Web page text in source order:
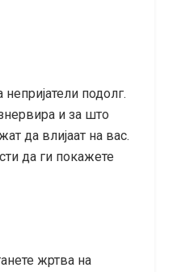
подолг.
и за што
да влијаат на вас.
да ги покажете
жртва на